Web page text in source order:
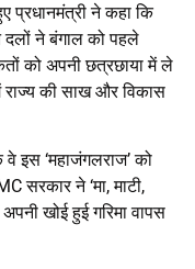
प्रधानमंत्री ने कहा कि
ने बंगाल को पहले
को अपनी छत्रछाया में ले
राज्य की साख और विकास
इस ‘महाजंगलराज’ को
सरकार ने ‘मा, माटी,
खोई हुई गरिमा वापस